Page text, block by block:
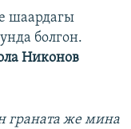
шаардагы
болгон.
Никонов
граната же мина